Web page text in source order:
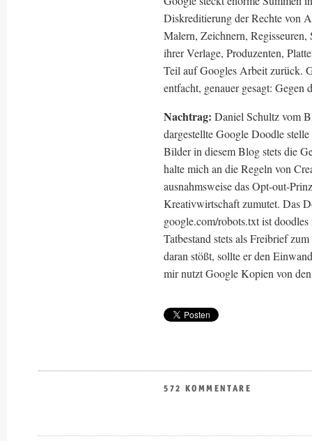
Diskreditierung der Rechte von
Malern, Zeichnern,
ihrer Verlage, Produzenten,
Teil auf Googles Arbeit zurück.
entfacht, genauer gesagt:
Nachtrag: Daniel Schultz vom
dargestellte Google Doodle
Bilder in diesem Blog stets die
halte mich an die Regeln von
ausnahmsweise das Opt-out-
Kreativwirtschaft zumutet. Das
google.com/robots.txt ist
Tatbestand stets als Freibrief
daran stößt, sollte er den
mir nutzt Google Kopien von
572 KOMMENTARE